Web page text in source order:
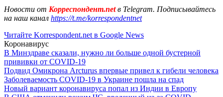
Новости от Корреспондент.netв Telegram. Подписывайтесь
на наш канал https://t.me/korrespondentnet
Читайте Korrespondent.net в Google News
Коронавирус
В Минздраве сказали, нужно ли больше одной бустерной
прививки от COVID-19
Подвид Омикрона Arcturus впервые привел к гибели человека
Заболеваемость COVID-19 в Украине пошла на спад
Новый вариант коронавируса попал из Индии в Европу